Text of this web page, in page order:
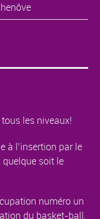
tous les niveaux!
à l’insertion par le
soit le
numéro un
du basket-ball,